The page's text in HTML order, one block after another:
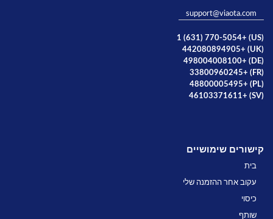
support@viaota.com
(US) +1 (631) 770-5054
(UK) +442080894905
(DE) +498004008100
(FR) +33800960245
(PL) +48800005495
(SV) +46103371611
קישורים שימושיים
בית
עקוב אחר ההזמנה שלי
כיסוי
שותף